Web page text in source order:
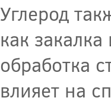
Углерод
как
обработка
влияет на